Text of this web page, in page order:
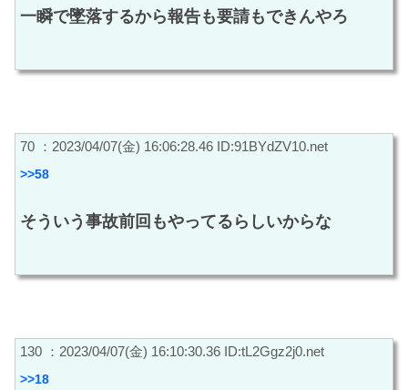
一瞬で墜落するから報告も要請もできんやろ
70 ：2023/04/07(金) 16:06:28.46 ID:91BYdZV10.net
>>58
そういう事故前回もやってるらしいからな
130 ：2023/04/07(金) 16:10:30.36 ID:tL2Ggz2j0.net
>>18